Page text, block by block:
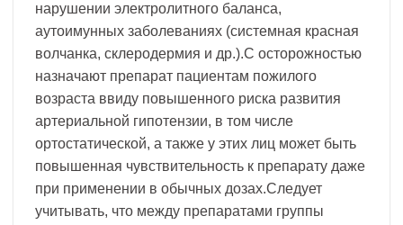
нарушении электролитного баланса,
аутоимунных заболеваниях (системная красная
волчанка, склеродермия и др.).С осторожностью
назначают препарат пациентам пожилого
возраста ввиду повышенного риска развития
артериальной гипотензии, в том числе
ортостатической, а также у этих лиц может быть
повышенная чувствительность к препарату даже
при применении в обычных дозах.Следует
учитывать, что между препаратами группы